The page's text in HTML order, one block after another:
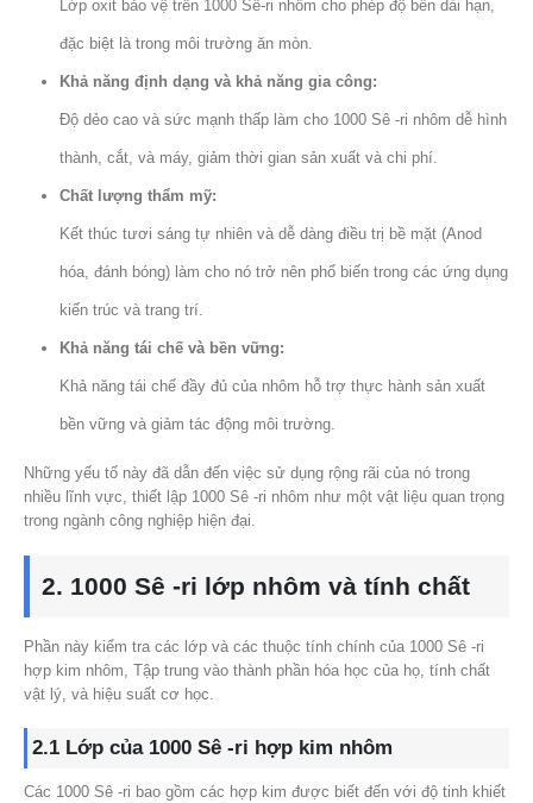
Lớp oxit bảo vệ trên 1000 Sê-ri nhôm cho phép độ bền dài hạn,
đặc biệt là trong môi trường ăn mòn.
Khả năng định dạng và khả năng gia công:
Độ dẻo cao và sức mạnh thấp làm cho 1000 Sê -ri nhôm dễ hình
thành, cắt, và máy, giảm thời gian sản xuất và chi phí.
Chất lượng thẩm mỹ:
Kết thúc tươi sáng tự nhiên và dễ dàng điều trị bề mặt (Anod
hóa, đánh bóng) làm cho nó trở nên phổ biến trong các ứng dụng
kiến ​​trúc và trang trí.
Khả năng tái chế và bền vững:
Khả năng tái chế đầy đủ của nhôm hỗ trợ thực hành sản xuất
bền vững và giảm tác động môi trường.
Những yếu tố này đã dẫn đến việc sử dụng rộng rãi của nó trong
nhiều lĩnh vực, thiết lập 1000 Sê -ri nhôm như một vật liệu quan trọng
trong ngành công nghiệp hiện đại.
2. 1000 Sê -ri lớp nhôm và tính chất
Phần này kiểm tra các lớp và các thuộc tính chính của 1000 Sê -ri
hợp kim nhôm, Tập trung vào thành phần hóa học của họ, tính chất
vật lý, và hiệu suất cơ học.
2.1 Lớp của 1000 Sê -ri hợp kim nhôm
Các 1000 Sê -ri bao gồm các hợp kim được biết đến với độ tinh khiết